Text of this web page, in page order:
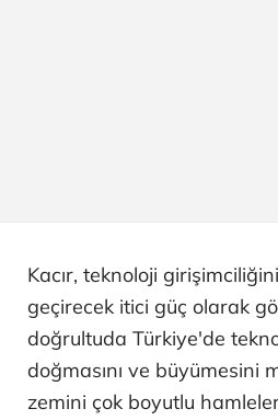
Kacır, teknoloji
geçirecek itici güç olarak
doğrultuda Türkiye'de
doğmasını ve büyümesini
zemini çok boyutlu